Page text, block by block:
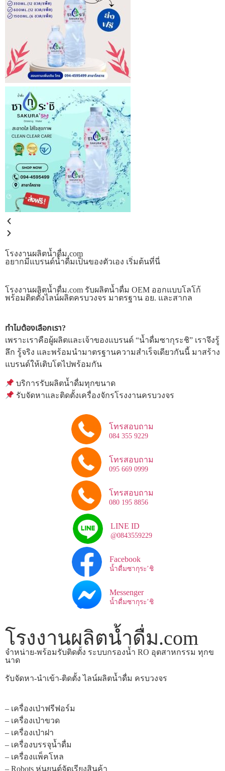
โรงงานผลิตน้ำดื่ม.com
อยากมีแบรนด์น้ำดื่มเป็นของตัวเอง เริ่มต้นที่นี่
โรงงานผลิตน้ำดื่ม.com รับผลิตน้ำดื่ม OEM ออกแบบโลโก้
พร้อมติดตั้งไลน์ผลิตครบวงจร มาตรฐาน อย. และสากล
ทำไมต้องเลือกเรา?
เพราะเราคือผู้ผลิตและเจ้าของแบรนด์ “น้ำดื่มซากุระชิ” เราจึงรู้
ลึก รู้จริง และพร้อมนำมาตรฐานความสำเร็จเดียวกันนี้ มาสร้าง
แบรนด์ให้เติบโตไปพร้อมกัน
บริการรับผลิตน้ำดื่มทุกขนาด
รับจัดหาและติดตั้งเครื่องจักรโรงงานครบวงจร
โทรสอบถาม
084 355 9229
โทรสอบถาม
095 669 0999
โทรสอบถาม
080 195 8856
LINE ID
@0843559229
Facebook
น้ำดื่มซากุระ’ชิ
Messenger
น้ำดื่มซากุระ’ชิ
โรงงานผลิตน้ำดื่ม.com
จำหน่าย-พร้อมรับติดตั้ง ระบบกรองน้ำ RO อุตสาหกรรม ทุกข
นาด
รับจัดหา-นำเข้า-ติดตั้ง ไลน์ผลิตน้ำดื่ม ครบวงจร
– เครื่องเป่าฟรีฟอร์ม
– เครื่องเป่าขวด
– เครื่องเป่าฝา
– เครื่องบรรจุน้ำดื่ม
– เครื่องแพ็คโหล
– Robots หุ่นยนต์จัดเรียงสินค้า